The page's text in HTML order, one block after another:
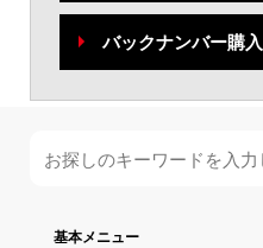
バックナンバー購入
基本メニュー